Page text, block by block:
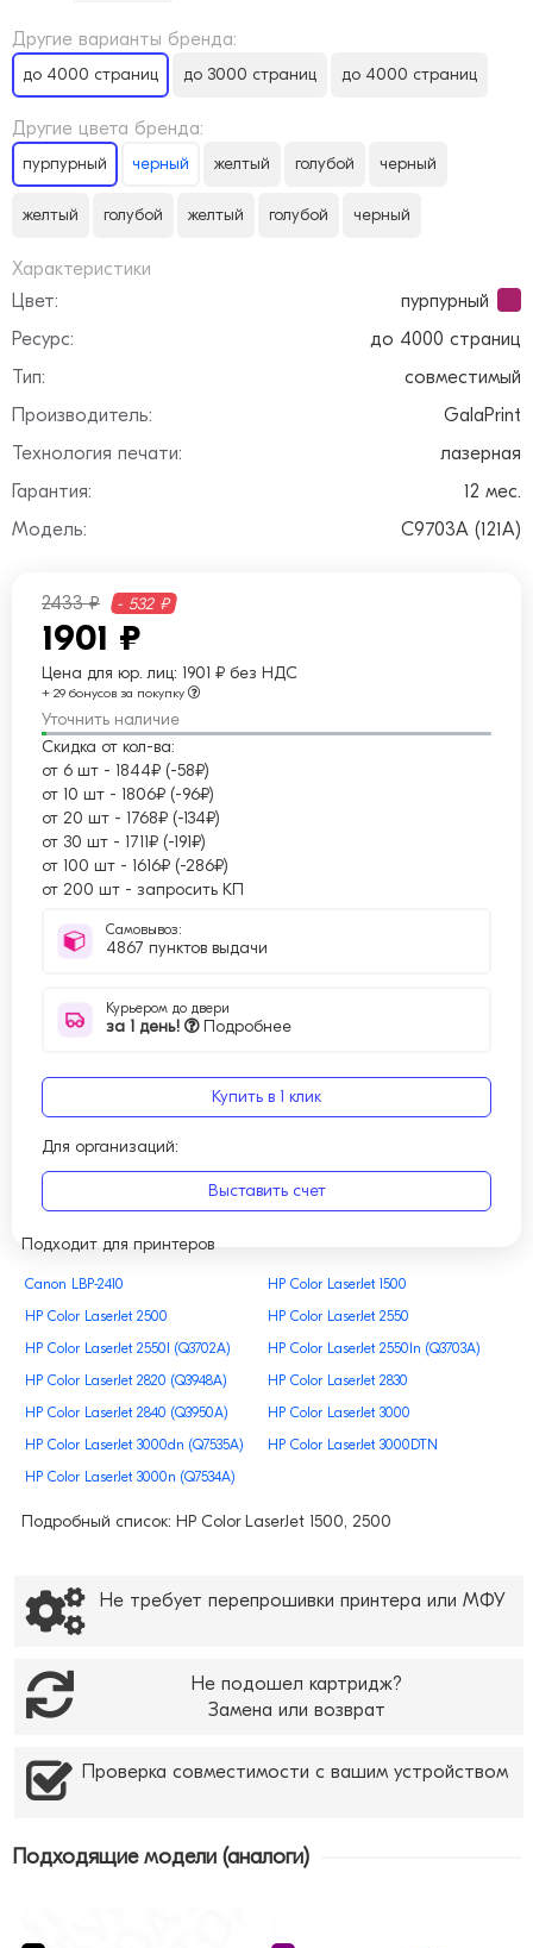
Другие варианты бренда:
до 4000 страниц до 3000 страниц до 4000 страниц
Другие цвета бренда:
пурпурный черный желтый голубой черный
желтый голубой желтый голубой черный
Характеристики
Цвет:
пурпурный
Ресурс:
до 4000 страниц
Тип:
совместимый
Производитель:
GalaPrint
Технология печати:
лазерная
Гарантия:
12 мес.
Модель:
C9703A (121A)
2433 ₽ - 532 ₽
1901 ₽
Цена для юр. лиц: 1901 ₽ без НДС
+ 29 бонусов за покупку
Уточнить наличие
Скидка от кол-ва:
от 6 шт - 1844₽ (-58₽)
от 10 шт - 1806₽ (-96₽)
от 20 шт - 1768₽ (-134₽)
от 30 шт - 1711₽ (-191₽)
от 100 шт - 1616₽ (-286₽)
от 200 шт - запросить КП
Самовывоз:
4867 пунктов выдачи
Курьером до двери
за 1 день! Подробнее
Купить в 1 клик
Для организаций:
Выставить счет
Подходит для принтеров
Canon LBP-2410
HP Color LaserJet 1500
HP Color LaserJet 2500
HP Color LaserJet 2550
HP Color LaserJet 2550l (Q3702A)
HP Color LaserJet 2550ln (Q3703A)
HP Color LaserJet 2820 (Q3948A)
HP Color LaserJet 2830
HP Color LaserJet 2840 (Q3950A)
HP Color LaserJet 3000
HP Color LaserJet 3000dn (Q7535A)
HP Color LaserJet 3000DTN
HP Color LaserJet 3000n (Q7534A)
Подробный список: HP Color LaserJet 1500, 2500
Не требует перепрошивки принтера или МФУ
Не подошел картридж?
Замена или возврат
Проверка совместимости с вашим устройством
Подходящие модели (аналоги)